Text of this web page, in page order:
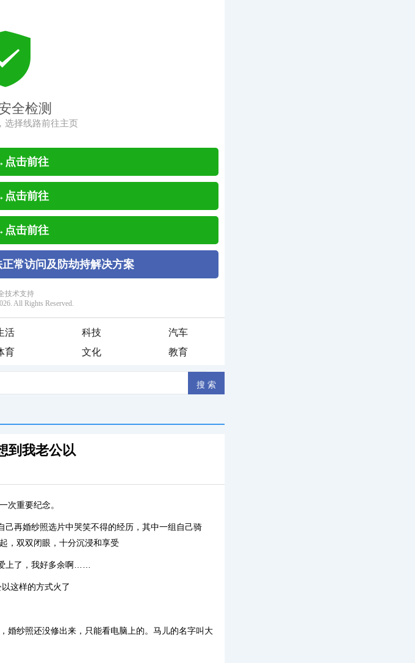
活 科技
汽车
育 文化 教育
到我老公以
次重要纪念。
再婚纱照选片中哭笑不得的经历，其中一组自己骑
，双双闭眼，十分沉浸和享受
上了，我好多余啊……
这样的方式火了
纱照还没修出来，只能看电脑上的。马儿的名字叫大